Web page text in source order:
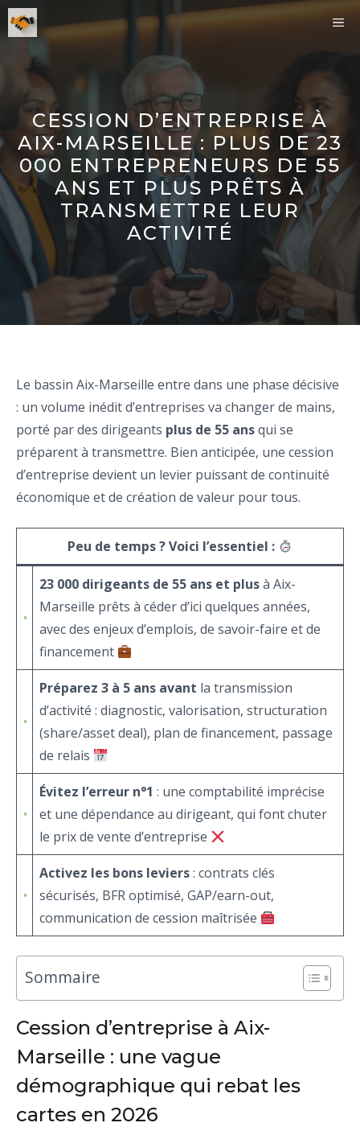
Aller
au
contenu
CESSION D’ENTREPRISE À
AIX-MARSEILLE : PLUS DE 23
000 ENTREPRENEURS DE 55
ANS ET PLUS PRÊTS À
TRANSMETTRE LEUR
ACTIVITÉ
Le bassin Aix-Marseille entre dans une phase décisive
: un volume inédit d’entreprises va changer de mains,
porté par des dirigeants plus de 55 ansqui se
préparent à transmettre. Bien anticipée, une cession
d’entreprise devient un levier puissant de continuité
économique et de création de valeur pour tous.
Peu de temps ? Voici l’essentiel :
23 000 dirigeants de 55 ans et plusà Aix-
Marseille prêts à céder d’ici quelques années,
avec des enjeux d’emplois, de savoir-faire et de
financement
Préparez 3 à 5 ans avant la transmission
d’activité : diagnostic, valorisation, structuration
(share/asset deal), plan de financement, passage
de relais
Évitez l’erreur n°1 : une comptabilité imprécise
et une dépendance au dirigeant, qui font chuter
le prix de vente d’entreprise
Activez les bons leviers: contrats clés
sécurisés, BFR optimisé, GAP/earn-out,
communication de cession maîtrisée
Sommaire
Cession d’entreprise à Aix-
Marseille : une vague
démographique qui rebat les
cartes en 2026